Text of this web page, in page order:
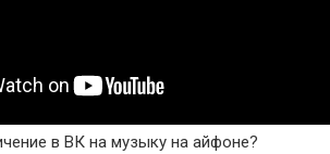
в ВК на музыку на айфоне?